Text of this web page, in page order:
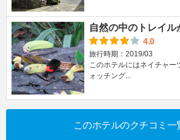
自然の中のトレイル
4.0
旅行時期：2019/03
このホテルにはネイチャー
ォッチング...
このホテルのクチコミ一